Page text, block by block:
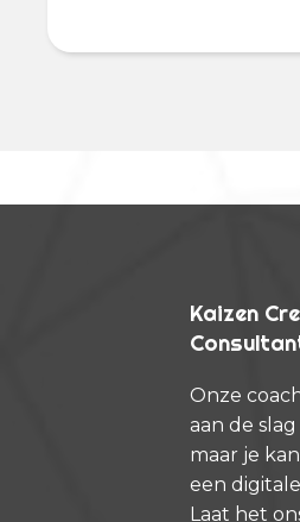
Kaizen
Onze
aan de
maar je
een
Laat het